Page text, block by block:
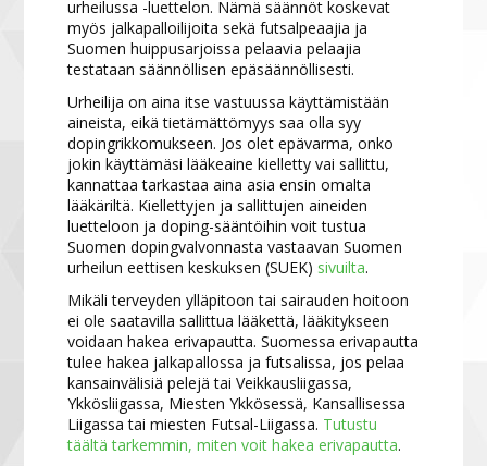
urheilussa -luettelon. Nämä säännöt koskevat
myös jalkapalloilijoita sekä futsalpeaajia ja
Suomen huippusarjoissa pelaavia pelaajia
testataan säännöllisen epäsäännöllisesti.
Urheilija on aina itse vastuussa käyttämistään
aineista, eikä tietämättömyys saa olla syy
dopingrikkomukseen. Jos olet epävarma, onko
jokin käyttämäsi lääkeaine kielletty vai sallittu,
kannattaa tarkastaa aina asia ensin omalta
lääkäriltä. Kiellettyjen ja sallittujen aineiden
luetteloon ja doping-sääntöihin voit tustua
Suomen dopingvalvonnasta vastaavan Suomen
urheilun eettisen keskuksen (SUEK) sivuilta.
Mikäli terveyden ylläpitoon tai sairauden hoitoon
ei ole saatavilla sallittua lääkettä, lääkitykseen
voidaan hakea erivapautta. Suomessa erivapautta
tulee hakea jalkapallossa ja futsalissa, jos pelaa
kansainvälisiä pelejä tai Veikkausliigassa,
Ykkösliigassa, Miesten Ykkösessä, Kansallisessa
Liigassa tai miesten Futsal-Liigassa. Tutustu
täältä tarkemmin, miten voit hakea erivapautta.